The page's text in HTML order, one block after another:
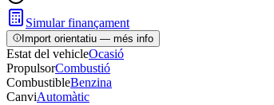
Simular finançament
Import orientatiu — més info
Estat del vehicleOcasió
PropulsorCombustió
CombustibleBenzina
CanviAutomàtic